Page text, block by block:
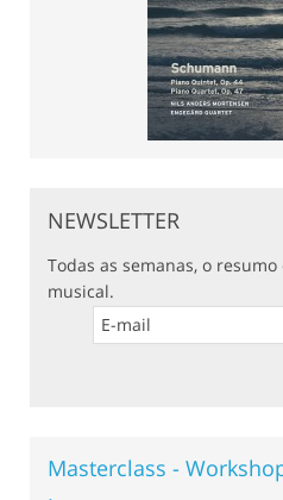
NEWSLETTER
Todas as semanas, o
musical.
Masterclass -